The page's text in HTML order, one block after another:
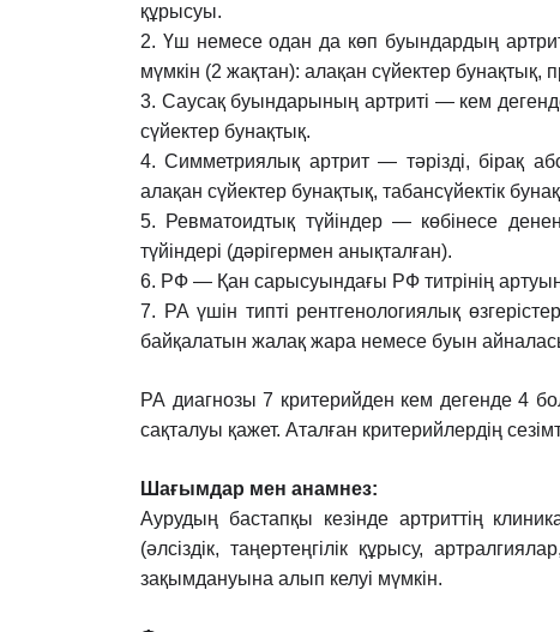
құрысуы.
2. Үш немесе одан да көп буындардың
мүмкін (2 жақтан): алақан сүйектер бунақтық,
3. Саусақ буындарының артриті — кем дегенде
сүйектер бунақтық.
4. Симметриялық артрит — тəрізді, бірақ
алақан сүйектер бунақтық, табансүйектік
5. Ревматоидтық түйіндер — көбінесе
түйіндері (дəрігермен анықталған).
6. РФ — Қан сарысуындағы РФ титрінің артуын
7. РА үшін типті рентгенологиялық
байқалатын жалақ жара немесе буын
РА диагнозы 7 критерийден кем дегенде 4
сақталуы қажет. Аталған критерийлердің
Шағымдар мен анамнез:
Аурудың бастапқы кезінде артриттің
(əлсіздік, таңертеңгілік құрысу,
зақымдануына алып келуі мүмкін.